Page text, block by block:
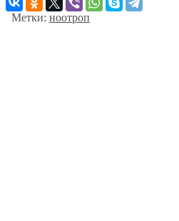
Метки: ноотроп